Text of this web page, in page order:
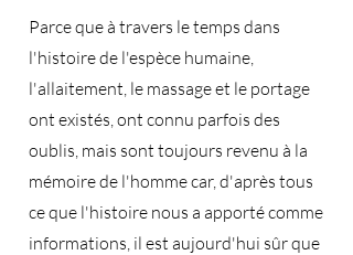
Parce que à travers le temps dans
l'histoire de l'espèce humaine,
l'allaitement, le massage et le portage
ont existés, ont connu parfois des
oublis, mais sont toujours revenu à la
mémoire de l'homme car, d'après tous
ce que l'histoire nous a apporté comme
informations, il est aujourd'hui sûr que